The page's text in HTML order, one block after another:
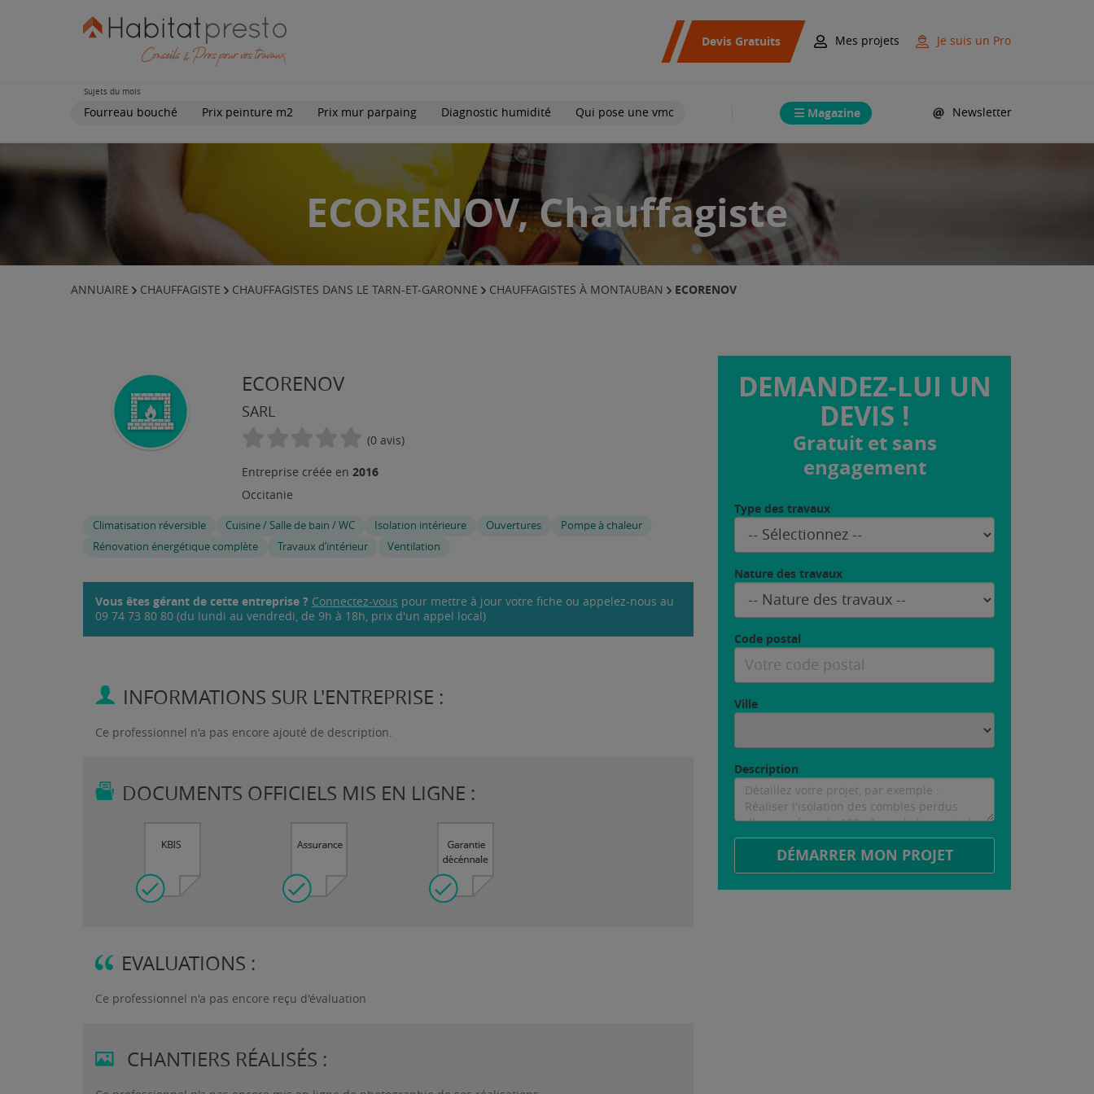
Devis Gratuits Mes projets Je suis un Pro
Sujets du mois
Fourreau bouché Prix peinture m2 Prix mur parpaing Diagnostic humidité Qui pose une vmc Magazine Newsletter
ECORENOV, Chauffagiste
ANNUAIRE CHAUFFAGISTE CHAUFFAGISTES DANS LE TARN-ET-GARONNE CHAUFFAGISTES À MONTAUBAN ECORENOV
ECORENOV
SARL
(0 avis)
Entreprise créée en 2016
Occitanie
Climatisation réversible Cuisine / Salle de bain / WC Isolation intérieure Ouvertures
Pompe à chaleur
Rénovation énergétique complète
Travaux d’intérieur Ventilation
Vous êtes gérant de cette entreprise ? Connectez-vous pour mettre à jour votre fiche ou appelez-nous au
09 74 73 80 80 (du lundi au vendredi, de 9h à 18h, prix d'un appel local)
INFORMATIONS SUR L'ENTREPRISE :
Ce professionnel n'a pas encore ajouté de description.
DOCUMENTS OFFICIELS MIS EN LIGNE :
EVALUATIONS :
Ce professionnel n'a pas encore reçu d'évaluation
CHANTIERS RÉALISÉS :
DEMANDEZ-LUI UN
DEVIS !
Gratuit et sans
engagement
Type des travaux
Nature des travaux
Code postal
Ville
Description
DÉMARRER MON PROJET